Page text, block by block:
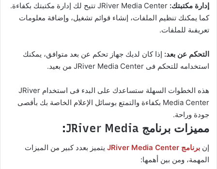
إدارة مكتبتك:
JRiver Media Center تتيح لك إدارة مكتبتك بكفاءة.
كما يمكنك تنظيم الملفات، إنشاء قوائم تشغيل، وإضافة معلومات
تعريفىة للملفات.
التحكم عن بعد: إذا كان لديك جهاز تحكم عن بعد متوافق، يمكنك
استخدامه للتحكم فى JRiver Media Center من بعيد.
هذه الخطوات السهلة ستساعدك على البدء فى استخدام JRiver
Media Center بكفاءة والتمتع بوسائل الإعلام الخاصة بك بأقصى
جودة وراحة.
مميزات برنامج JRiver Media:
إن برنامج JRiver Media Center
يتميز بعدد كبير من الميزات
المهمة، ومن بين أهمها: